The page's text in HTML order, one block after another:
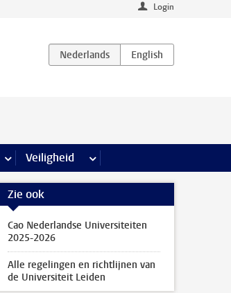
Login
meer Communicatie & Marketing pagina’s
Veiligheid meer Veiligheid pagina’s
Zie ook
Cao Nederlandse Universiteiten
2025-2026
Alle regelingen en richtlijnen van
de Universiteit Leiden